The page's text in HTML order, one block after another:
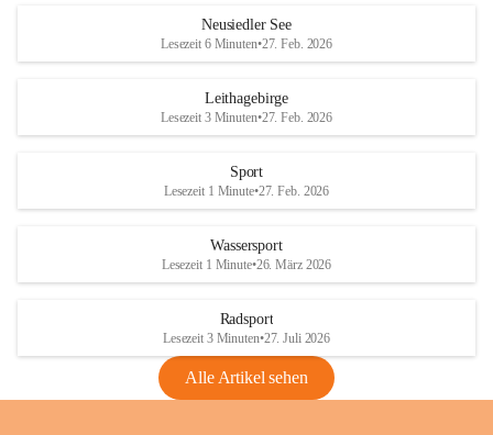
S
und den daraus folgenden wirtschaftlichen
Maßnahmen zur Bekämpfung
Rebe und der Amerikanischen
Anhang VBl. EU Nr. 18
1 Seite•1,4 MB
VBl. EU Nr. 18_2026
r
S
Neusiedler See
Lesezeit 6 Minuten•27. Feb. 2026
Leithagebirge
Lesezeit 3 Minuten•27. Feb. 2026
Sport
Lesezeit 1 Minute•27. Feb. 2026
Wassersport
Lesezeit 1 Minute•26. März 2026
Radsport
Lesezeit 3 Minuten•27. Juli 2026
Alle Artikel sehen